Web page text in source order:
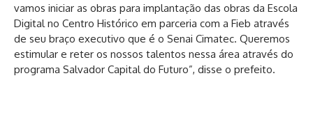
vamos iniciar as obras para implantação das obras da Escola
Digital no Centro Histórico em parceria com a Fieb através
de seu braço executivo que é o Senai Cimatec. Queremos
estimular e reter os nossos talentos nessa área através do
programa Salvador Capital do Futuro”, disse o prefeito.